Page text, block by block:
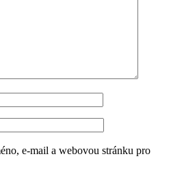
e-mail a webovou stránku pro